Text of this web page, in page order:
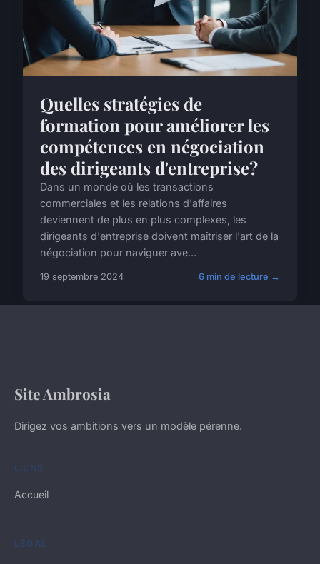
Quelles stratégies de
formation pour améliorer les
compétences en négociation
des dirigeants d'entreprise?
Dans un monde où les transactions
commerciales et les relations d'affaires
deviennent de plus en plus complexes, les
dirigeants d'entreprise doivent maîtriser l'art de la
négociation pour naviguer ave...
19 septembre 2024 6 min de lecture →
Site Ambrosia
Dirigez vos ambitions vers un modèle pérenne.
LIENS
Accueil
LÉGAL